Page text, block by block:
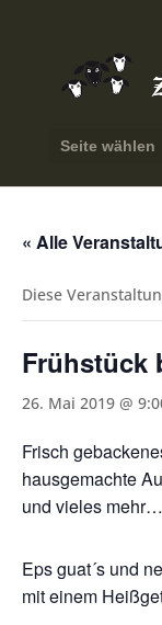
Seite wählen
« Alle
Diese
Frühstück
26. Mai 2019 @
Frisch
hausgemachte
und vieles
Eps guat´s und
mit einem